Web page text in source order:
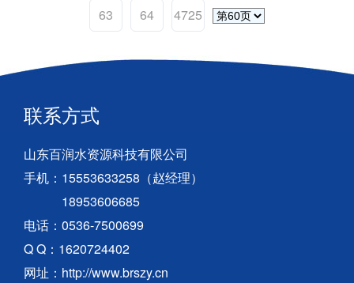
63
64 4725
联系方式
山东百润水资源科技有限公司
手机：15553633258（赵经理）
18953606685
电话：0536-7500699
Q Q：1620724402
网址：http://www.brszy.cn